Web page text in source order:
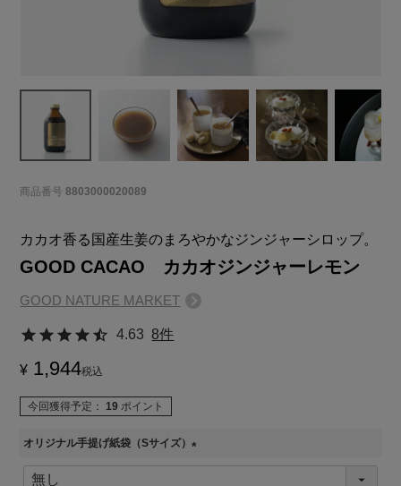
商品番号 8803000020089
カカオ香る国産生姜のまろやかなジンジャーシロップ。
GOOD CACAO カカオジンジャーレモン
GOOD NATURE MARKET
4.63 8件
¥ 1,944税込
今回獲得予定： 19 ポイント
オリジナル手提げ紙袋（Sサイズ）
(